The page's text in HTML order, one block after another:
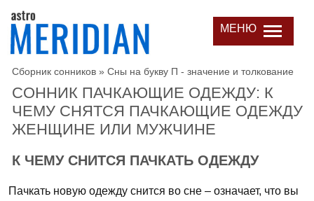
МЕНЮ
Сборник сонников » Сны на букву П - значение и толкование
СОННИК ПАЧКАЮЩИЕ ОДЕЖДУ: К
ЧЕМУ СНЯТСЯ ПАЧКАЮЩИЕ ОДЕЖДУ
ЖЕНЩИНЕ ИЛИ МУЖЧИНЕ
К ЧЕМУ СНИТСЯ ПАЧКАТЬ ОДЕЖДУ
Пачкать новую одежду снится во сне – означает, что вы